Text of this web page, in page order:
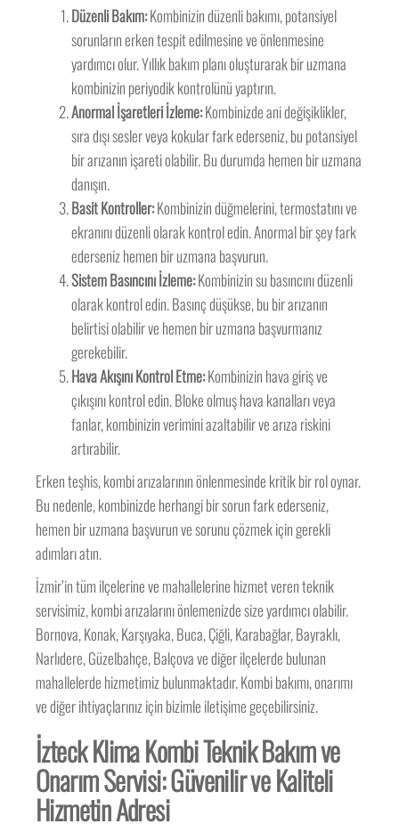
Düzenli Bakım:Kombinizin düzenli bakımı, potansiyel
sorunların erken tespit edilmesine ve önlenmesine
yardımcı olur. Yıllık bakım planı oluşturarak bir uzmana
kombinizin periyodik kontrolünü yaptırın.
Anormal İşaretleri İzleme:Kombinizde ani değişiklikler,
sıra dışı sesler veya kokular fark ederseniz, bu potansiyel
bir arızanın işareti olabilir. Bu durumda hemen bir uzmana
danışın.
Basit Kontroller:Kombinizin düğmelerini, termostatını ve
ekranını düzenli olarak kontrol edin. Anormal bir şey fark
ederseniz hemen bir uzmana başvurun.
Sistem Basıncını İzleme:Kombinizin su basıncını düzenli
olarak kontrol edin. Basınç düşükse, bu bir arızanın
belirtisi olabilir ve hemen bir uzmana başvurmanız
gerekebilir.
Hava Akışını Kontrol Etme:Kombinizin hava giriş ve
çıkışını kontrol edin. Bloke olmuş hava kanalları veya
fanlar, kombinizin verimini azaltabilir ve arıza riskini
artırabilir.
Erken teşhis, kombi arızalarının önlenmesinde kritik bir rol oynar.
Bu nedenle, kombinizde herhangi bir sorun fark ederseniz,
hemen bir uzmana başvurun ve sorunu çözmek için gerekli
adımları atın.
İzmir’in tüm ilçelerine ve mahallelerine hizmet veren teknik
servisimiz, kombi arızalarını önlemenizde size yardımcı olabilir.
Bornova, Konak, Karşıyaka, Buca, Çiğli, Karabağlar, Bayraklı,
Narlıdere, Güzelbahçe, Balçova ve diğer ilçelerde bulunan
mahallelerde hizmetimiz bulunmaktadır. Kombi bakımı, onarımı
ve diğer ihtiyaçlarınız için bizimle iletişime geçebilirsiniz.
İzteck Klima Kombi Teknik Bakım ve
Onarım Servisi: Güvenilir ve Kaliteli
Hizmetin Adresi